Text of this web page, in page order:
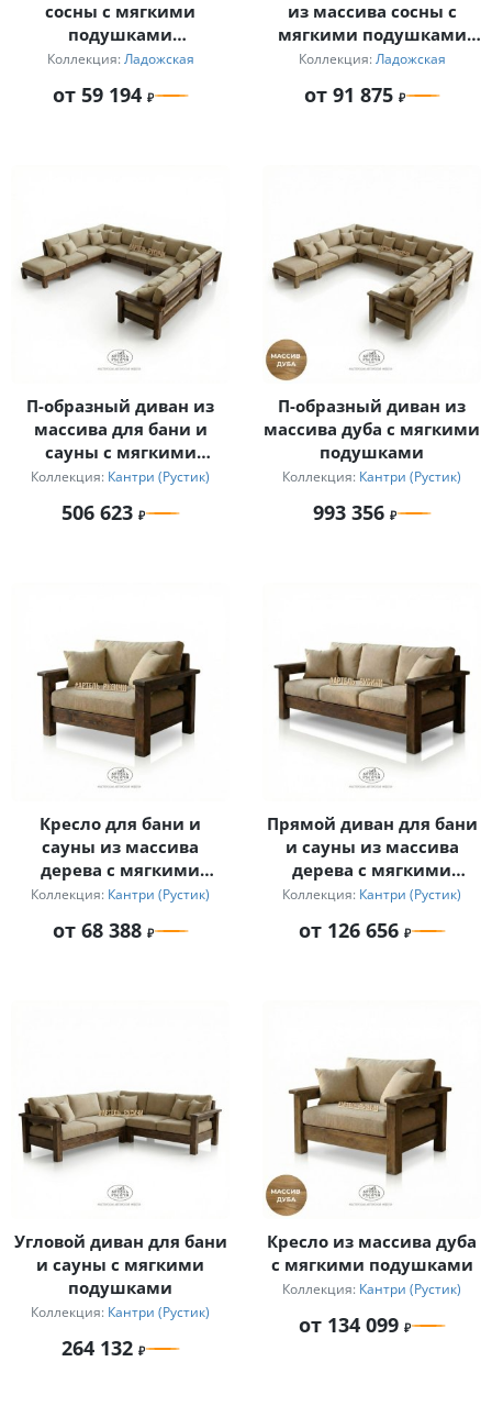
сосны с мягкими
подушками
«Ладожское»
Коллекция: Ладожская
от 59 194
из массива сосны с
мягкими подушками
для дачи
Коллекция: Ладожская
от 91 875
П-образный диван из
массива для бани и
сауны с мягкими
подушками
Коллекция: Кантри (Рустик)
506 623
П-образный диван из
массива дуба с мягкими
подушками
Коллекция: Кантри (Рустик)
993 356
Кресло для бани и
сауны из массива
дерева с мягкими
подушками в стиле
Коллекция: Кантри (Рустик)
от 68 388
Прямой диван для бани
и сауны из массива
дерева с мягкими
подушками
Коллекция: Кантри (Рустик)
от 126 656
Угловой диван для бани
и сауны с мягкими
подушками
Коллекция: Кантри (Рустик)
264 132
Кресло из массива дуба
с мягкими подушками
Коллекция: Кантри (Рустик)
от 134 099